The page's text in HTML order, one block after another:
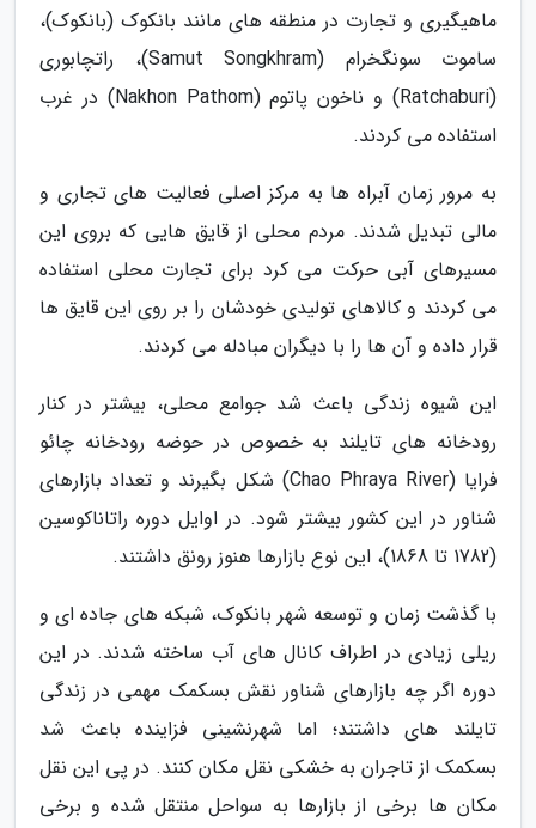
ماهیگیری و تجارت در منطقه های مانند بانکوک (بانکوک)،
ساموت سونگخرام (Samut Songkhram)، راتچابوری
(Ratchaburi) و ناخون پاتوم (Nakhon Pathom) در غرب
استفاده می کردند.
به مرور زمان آبراه ها به مرکز اصلی فعالیت های تجاری و
مالی تبدیل شدند. مردم محلی از قایق هایی که بروی این
مسیرهای آبی حرکت می کرد برای تجارت محلی استفاده
می کردند و کالاهای تولیدی خودشان را بر روی این قایق ها
قرار داده و آن ها را با دیگران مبادله می کردند.
این شیوه زندگی باعث شد جوامع محلی، بیشتر در کنار
رودخانه های تایلند به خصوص در حوضه رودخانه چائو
فرایا (Chao Phraya River) شکل بگیرند و تعداد بازارهای
شناور در این کشور بیشتر شود. در اوایل دوره راتاناکوسین
(1782 تا 1868)، این نوع بازارها هنوز رونق داشتند.
با گذشت زمان و توسعه شهر بانکوک، شبکه های جاده ای و
ریلی زیادی در اطراف کانال های آب ساخته شدند. در این
دوره اگر چه بازارهای شناور نقش بسکمک مهمی در زندگی
تایلند های داشتند؛ اما شهرنشینی فزاینده باعث شد
بسکمک از تاجران به خشکی نقل مکان کنند. در پی این نقل
مکان ها برخی از بازارها به سواحل منتقل شده و برخی